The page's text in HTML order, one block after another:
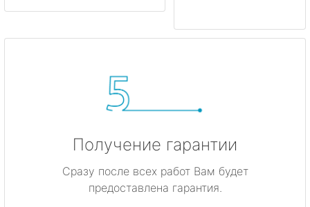
Получение гарантии
Сразу после всех работ Вам будет
предоставлена гарантия.